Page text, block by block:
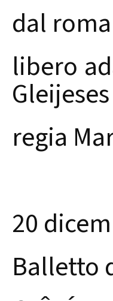
dal
libero
Gleijeses
regia
20
Balletto